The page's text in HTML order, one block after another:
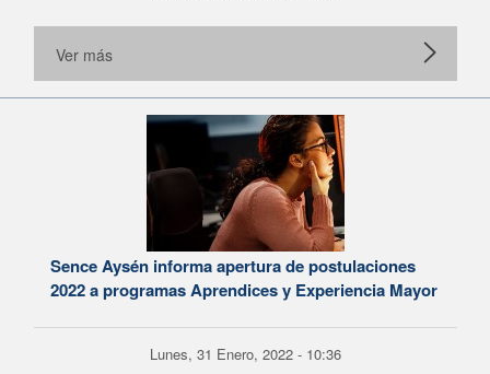
Ver más
Sence Aysén informa apertura de postulaciones
2022 a programas Aprendices y Experiencia Mayor
Lunes, 31 Enero, 2022 - 10:36